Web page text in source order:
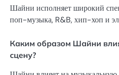
Шайни исполняет широкий
поп-музыка, R&B, хип-хоп и
Каким образом Шайни
сцену?